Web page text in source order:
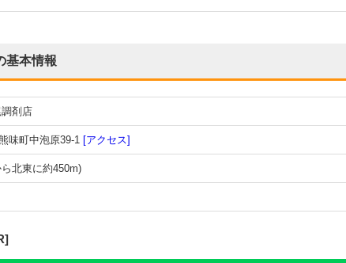
基本情報
剤店
味町中泡原39-1 [アクセス]
北東に約450m)